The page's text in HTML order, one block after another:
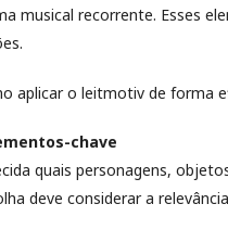
musical recorrente. Esses
aplicar o leitmotiv de forma
chave
quais personagens,
deve considerar a